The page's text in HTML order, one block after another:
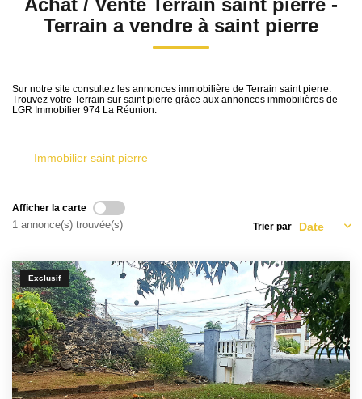
NOTRE AGENCE
Sélectionnez...
Type de bien
Surface min
Créer une alerte
Achat / Vente Terrain saint pierre -
Terrain a vendre à saint pierre
Sur notre site consultez les annonces immobilière de Terrain saint pierre.
Trouvez votre Terrain sur saint pierre grâce aux annonces immobilières de
LGR Immobilier 974 La Réunion.
Immobilier saint pierre
Afficher la carte
1 annonce(s) trouvée(s) Trier par
Exclusif